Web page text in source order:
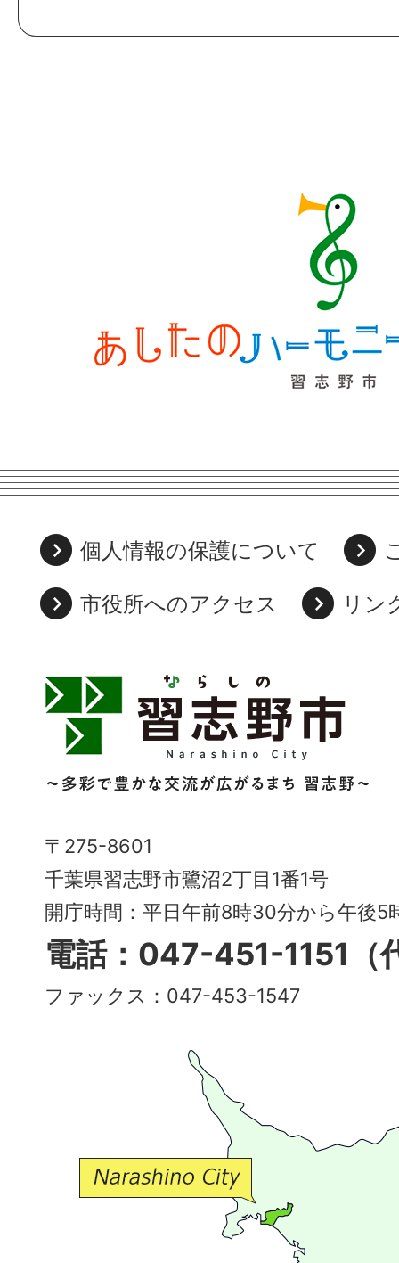
個人情報の保護について
市役所へのアクセス
リン
習
志
野
市
Narashino
City
～
多
彩
で
〒275-8601
千葉県習志野市鷺沼2丁目1番1号
開庁時間：平日午前8時30分から午後5
電話：047-451-1151（
ファックス：047-453-1547